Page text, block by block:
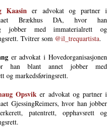
Kaasin er advokat og partner i
Brækhus DA, hvor han
jobber med immaterial­rett og
Tvitrer som @il_trequartista.
er advokat i Hovedorganisasjonen
han blant annet jobber med
og markedsføringsrett.
Opsvik er advokat og partner i
GjessingReimers, hvor han jobber
patentrett, opphavsrett og